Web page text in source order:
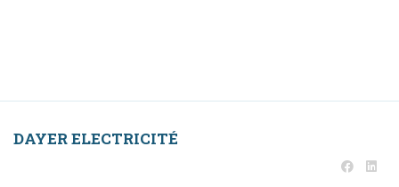
DAYER ELECTRICITÉ